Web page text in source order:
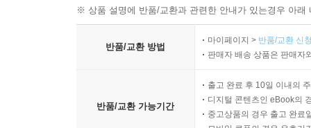
※ 상품 설명에 반품/교환과 관련한 안내가 있는경우 아
반품/교환 방법
마이페이지 > 반품/교환 신
판매자 배송 상품은 판매자
반품/교환 가능기간
출고 완료 후 10일 이내의
디지털 콘텐츠인 eBook의
중고상품의 경우 출고 완료